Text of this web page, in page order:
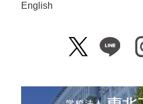
English